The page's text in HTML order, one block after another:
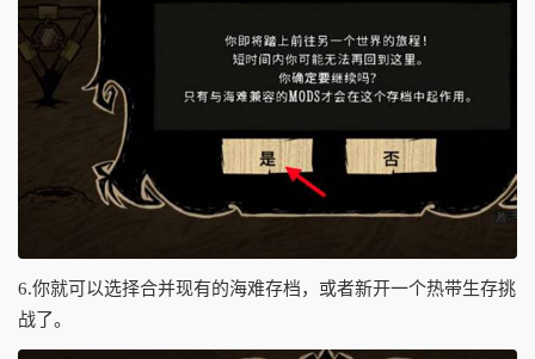
6.你就可以选择合并现有的海难存档，或者新开一个热带生存挑
战了。